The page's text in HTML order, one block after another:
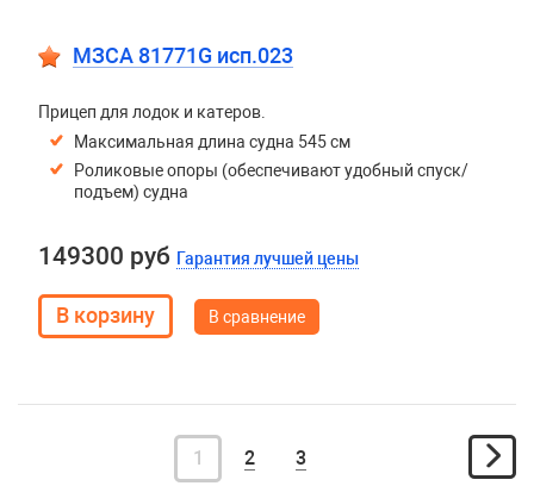
МЗСА 81771G исп.023
Прицеп для лодок и катеров.
Максимальная длина судна 545 см
Роликовые опоры (обеспечивают удобный спуск/
подъем) судна
149300 руб Гарантия лучшей цены
В сравнение
1 2 3